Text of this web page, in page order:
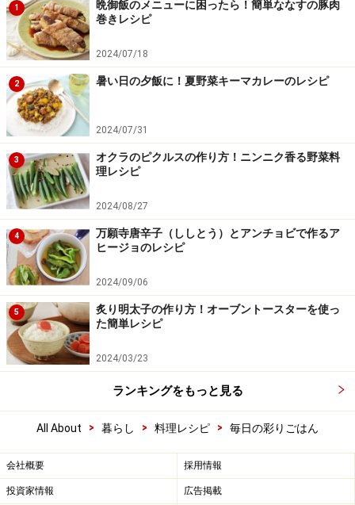
1
晩御飯のメニューに困ったら！簡単ななすの豚肉
巻きレシピ
2024/07/18
2 暑い日の夕飯に！夏野菜キーマカレーのレシピ
2024/07/31
3
オクラのピクルスの作り方！ニンニク香る野菜料
理レシピ
2024/08/27
4
万願寺唐辛子（ししとう）とアンチョビで作るア
ヒージョのレシピ
2024/09/06
5
炙り明太子の作り方！オーブントースターを使っ
た簡単レシピ
2024/03/23
ランキングをもっと見る
All About > 暮らし > 料理レシピ > 毎日の彩りごはん
会社概要 採用情報
投資家情報 広告掲載